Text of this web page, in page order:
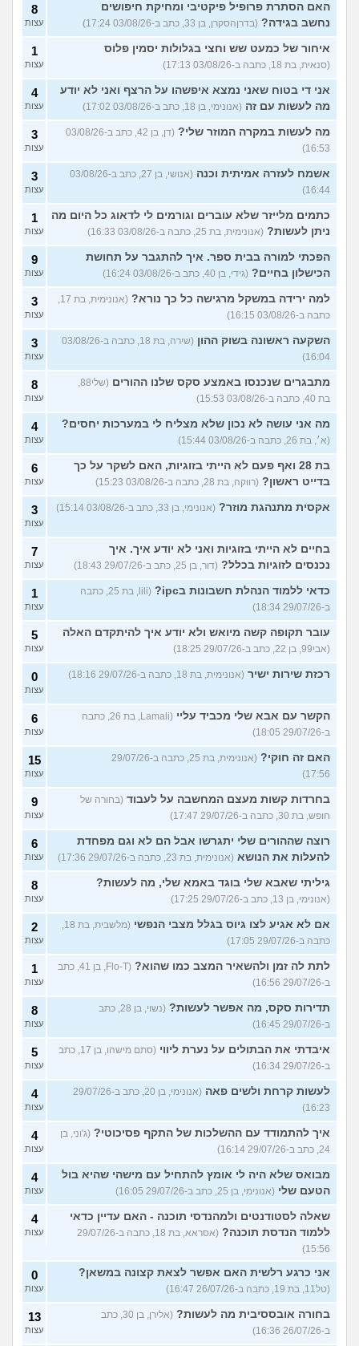
האם הסתרת פרופיל פיקטיבי ומחיקת חיפושים
נחשב בגידה? (בדרןהסקרן, בן 33, כתב ב-03/08/26 17:24)
8
עצות
איחור של כמעט שש וחצי בגלולות יסמין פלוס
(סנאית, בת 18, כתבה ב-03/08/26 17:13)
1
עצות
אני די בטוח שאני נמצא איפשהו על הרצף ואני לא יודע
מה לעשות עם זה (אנונימי, בן 18, כתב ב-03/08/26 17:02)
4
עצות
מה לעשות במקרה המוזר שלי?
(דן, בן 42, כתב ב-03/08/26
16:53)
3
עצות
אשמח לעזרה אמיתית וכנה
(אנושי, בן 27, כתב ב-03/08/26
16:44)
3
עצות
כתמים מלייזר שלא עוברים וגורמים לי לדאוג כל היום מה
ניתן לעשות? (אנונימית, בת 25, כתבה ב-03/08/26 16:33)
1
עצות
הפכתי למורה בבית ספר. איך להתגבר על תחושת
הכישלון בחיים? (גידי, בן 40, כתב ב-03/08/26 16:24)
9
עצות
למה ירידה במשקל מרגישה כל כך נורא?
(אנונימית, בת 17,
כתבה ב-03/08/26 16:15)
3
עצות
השקעה ראשונה בשוק ההון
(שירה, בת 18, כתבה ב-03/08/26
16:04)
3
עצות
מתבגרים שנכנסו באמצע סקס שלנו ההורים
(שלי88,
בת 40, כתבה ב-03/08/26 15:53)
8
עצות
מה אני עושה לא נכון שלא מצליח לי במערכות יחסים?
(א׳, בת 26, כתבה ב-03/08/26 15:44)
4
עצות
בת 28 ואף פעם לא הייתי בזוגיות, האם לשקר על כך
בדייט ראשון? (רווקה, בת 28, כתבה ב-03/08/26 15:23)
6
עצות
אקסית מתנהגת מוזר? (אנונימי, בן 33, כתב ב-03/08/26 15:14) 3
עצות
בחיים לא הייתי בזוגיות ואני לא יודע איך. איך
נכנסים לזוגיות בכלל? (דור, בן 25, כתב ב-29/07/26 18:43)
7
עצות
כדאי ללמוד הנהלת חשבונות בipc?
(lili, בת 25, כתבה
ב-29/07/26 18:34)
1
עצות
עובר תקופה קשה מיואש ולא יודע איך להיתקדם האלה
(אבי99, בן 22, כתב ב-29/07/26 18:25)
5
עצות
רכזת שירות ישיר (אנונימית, בת 18, כתבה ב-29/07/26 18:16) 0
עצות
הקשר עם אבא שלי מכביד עליי
(Lamali, בת 26, כתבה
ב-29/07/26 18:05)
6
עצות
האם זה חוקי?
(אנונימית, בת 25, כתבה ב-29/07/26
17:56)
15
עצות
בחרדות קשות מעצם המחשבה על לעבוד (בחורה של
חופש, בת 30, כתבה ב-29/07/26 17:47)
9
עצות
רוצה שההורים שלי יתגרשו אבל הם לא וגם מפחדת
להעלות את הנושא (אנונימית, בת 23, כתבה ב-29/07/26 17:36)
6
עצות
גיליתי שאבא שלי בוגד באמא שלי, מה לעשות?
(אנונימי, בן 13, כתב ב-29/07/26 17:25)
8
עצות
אם לא אגיע לצו גיוס בגלל מצבי הנפשי
(מלשבית, בת 18,
כתבה ב-29/07/26 17:05)
2
עצות
לתת לה זמן ולהשאיר המצב כמו שהוא?
(Flo-T, בן 41, כתב
ב-29/07/26 16:56)
1
עצות
תדירות סקס, מה אפשר לעשות?
(נשוי, בן 28, כתב
ב-29/07/26 16:45)
8
עצות
איבדתי את הבתולים על נערת ליווי
(סתם מישהו, בן 17, כתב
ב-29/07/26 16:34)
5
עצות
לעשות קרחת ולשים פאה
(אנונימי, בן 20, כתב ב-29/07/26
16:23)
4
עצות
איך להתמודד עם ההשלכות של התקף פסיכוטי? (ג'וני, בן
24, כתב ב-29/07/26 16:14)
4
עצות
מבואס שלא היה לי אומץ להתחיל עם מישהי שהיא בול
הטעם שלי (אנונימי, בן 25, כתב ב-29/07/26 16:05)
4
עצות
שאלה לסטודנטים ולמהנדסי תוכנה - האם עדיין כדאי
ללמוד הנדסת תוכנה?
(אסראא, בת 18, כתבה ב-29/07/26
15:56)
4
עצות
אני כרגע רלשית האם אפשר לצאת קצונה במשאן?
(טל11, בת 19, כתבה ב-26/07/26 16:47)
0
עצות
בחורה אובססיבית מה לעשות?
(אלירן, בן 30, כתב
ב-26/07/26 16:36)
13
עצות